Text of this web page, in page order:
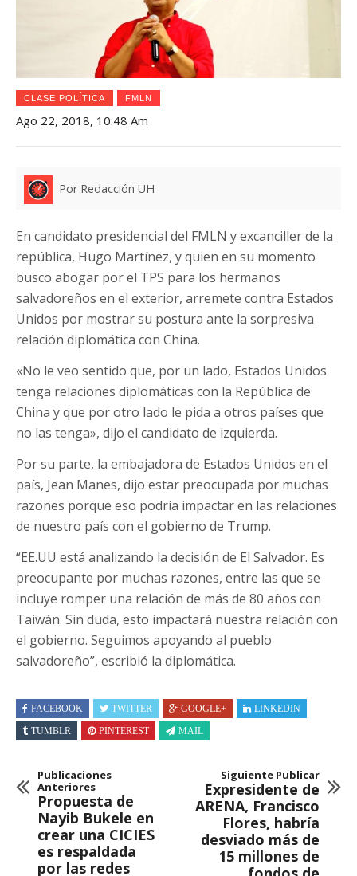
CLASE POLÍTICA FMLN
Ago 22, 2018, 10:48 Am
Por Redacción UH
En candidato presidencial del FMLN y excanciller de la
república, Hugo Martínez, y quien en su momento
busco abogar por el TPS para los hermanos
salvadoreños en el exterior, arremete contra Estados
Unidos por mostrar su postura ante la sorpresiva
relación diplomática con China.
«No le veo sentido que, por un lado, Estados Unidos
tenga relaciones diplomáticas con la República de
China y que por otro lado le pida a otros países que
no las tenga», dijo el candidato de izquierda.
Por su parte, la embajadora de Estados Unidos en el
país, Jean Manes, dijo estar preocupada por muchas
razones porque eso podría impactar en las relaciones
de nuestro país con el gobierno de Trump.
“EE.UU está analizando la decisión de El Salvador. Es
preocupante por muchas razones, entre las que se
incluye romper una relación de más de 80 años con
Taiwán. Sin duda, esto impactará nuestra relación con
el gobierno. Seguimos apoyando al pueblo
salvadoreño”, escribió la diplomática.
FACEBOOK TWITTER GOOGLE+
LINKEDIN
TUMBLR
PINTEREST MAIL
Publicaciones
Anteriores
Propuesta de
Nayib Bukele en
crear una CICIES
es respaldada
por las redes
Siguiente Publicar
Expresidente de
ARENA, Francisco
Flores, habría
desviado más de
15 millones de